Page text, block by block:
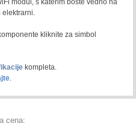
modul, s katerim boste vedno na
elektrarni.
kliknite za simbol
kompleta.
.
cena: